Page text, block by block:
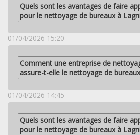
Quels sont les avantages de faire
pour le nettoyage de bureaux à
01/04/2026 15:20
Comment une entreprise de
assure-t-elle le nettoyage de
01/04/2026 14:45
Quels sont les avantages de faire
pour le nettoyage de bureaux à